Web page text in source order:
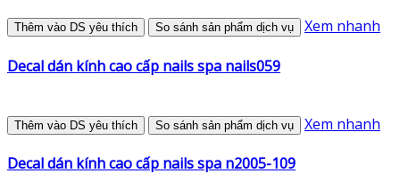
Thêm vào DS yêu thích So sánh sản phẩm dịch vụ Xem nhanh
Decal dán kính cao cấp nails spa nails059
Thêm vào DS yêu thích So sánh sản phẩm dịch vụ Xem nhanh
Decal dán kính cao cấp nails spa n2005-109